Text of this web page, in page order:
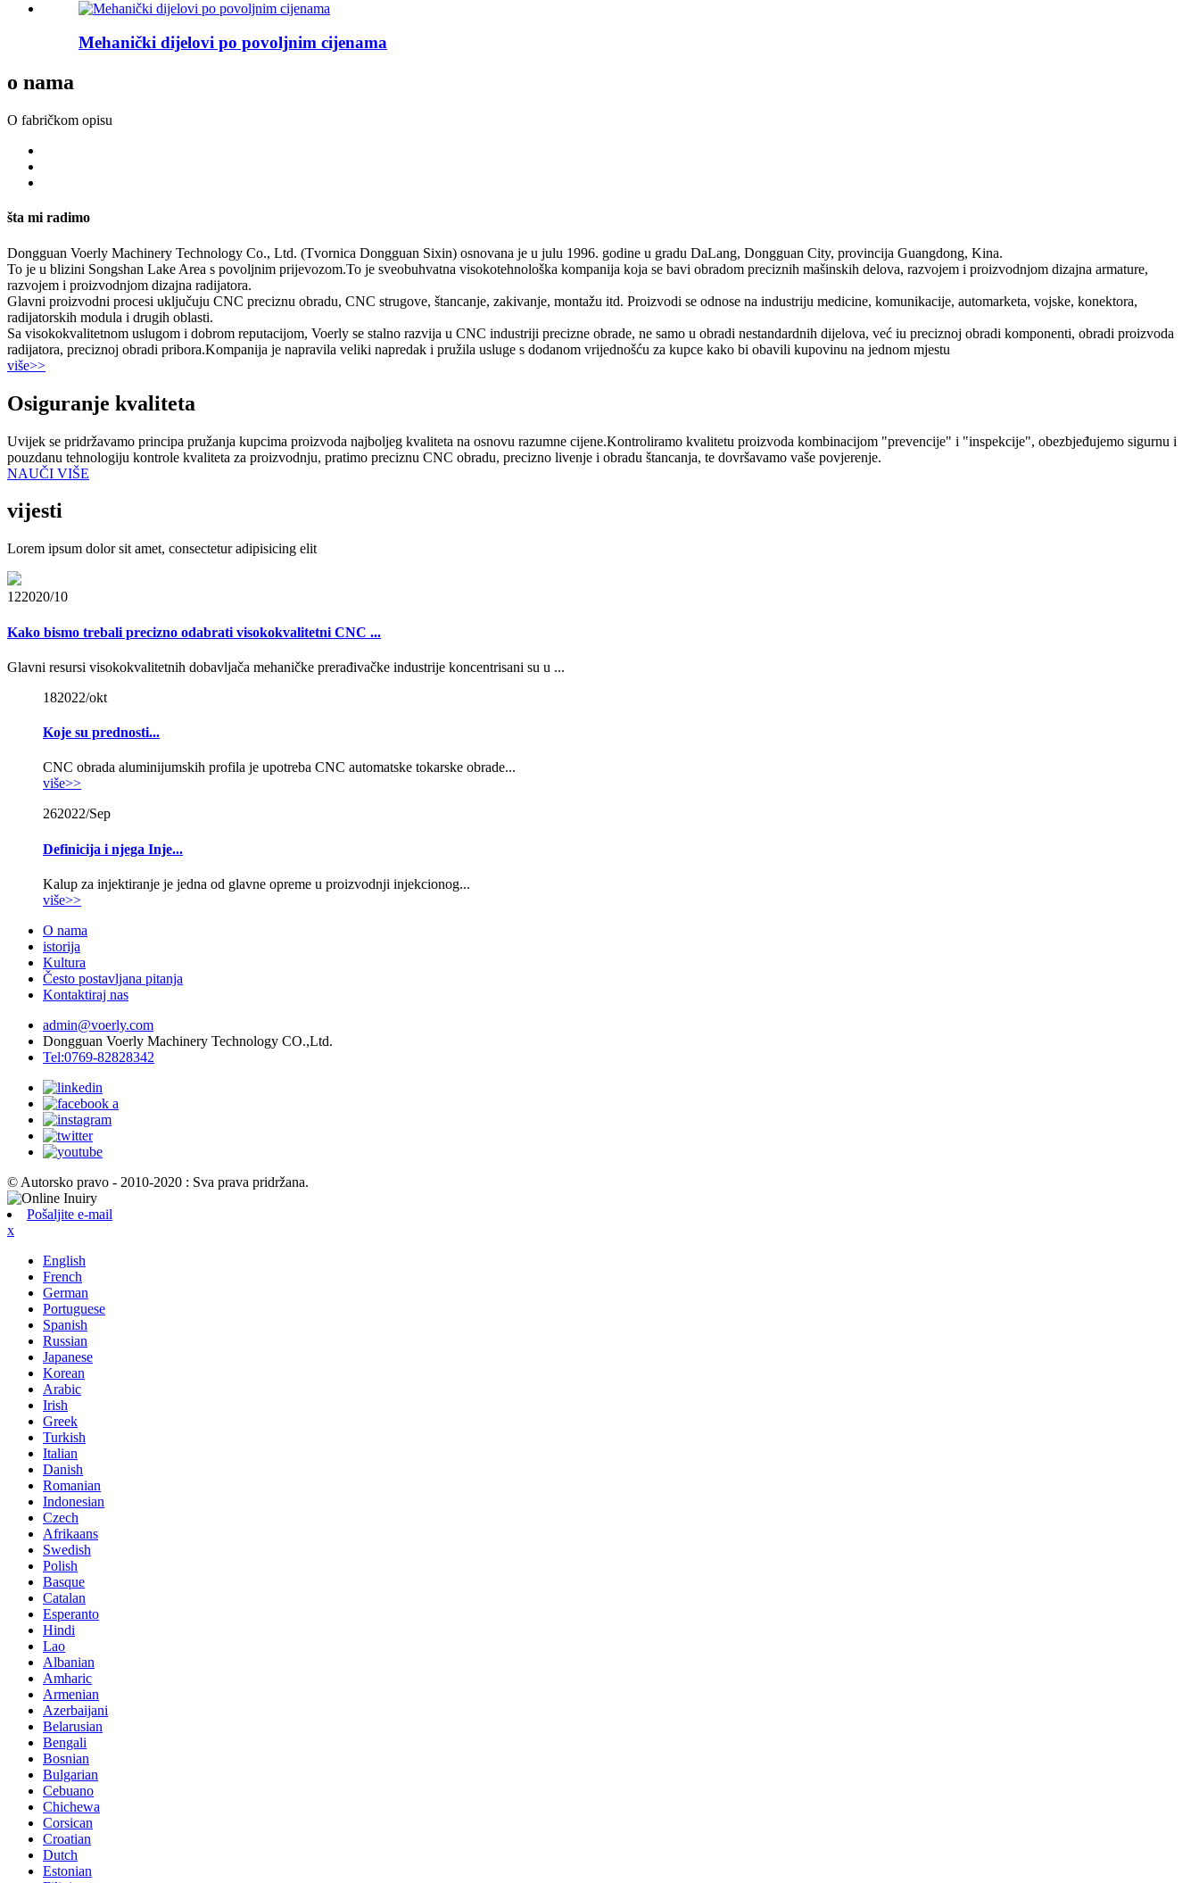
Mehanički dijelovi po povoljnim cijenama
o nama
O fabričkom opisu
šta mi radimo
Dongguan Voerly Machinery Technology Co., Ltd. (Tvornica Dongguan Sixin) osnovana je u julu 1996. godine u gradu DaLang, Dongguan City, provincija Guangdong, Kina.
To je u blizini Songshan Lake Area s povoljnim prijevozom.To je sveobuhvatna visokotehnološka kompanija koja se bavi obradom preciznih mašinskih delova, razvojem i proizvodnjom dizajna armature,
razvojem i proizvodnjom dizajna radijatora.
Glavni proizvodni procesi uključuju CNC preciznu obradu, CNC strugove, štancanje, zakivanje, montažu itd. Proizvodi se odnose na industriju medicine, komunikacije, automarketa, vojske, konektora,
radijatorskih modula i drugih oblasti.
Sa visokokvalitetnom uslugom i dobrom reputacijom, Voerly se stalno razvija u CNC industriji precizne obrade, ne samo u obradi nestandardnih dijelova, već iu preciznoj obradi komponenti, obradi proizvoda
radijatora, preciznoj obradi pribora.Kompanija je napravila veliki napredak i pružila usluge s dodanom vrijednošću za kupce kako bi obavili kupovinu na jednom mjestu
više>>
Osiguranje kvaliteta
Uvijek se pridržavamo principa pružanja kupcima proizvoda najboljeg kvaliteta na osnovu razumne cijene.Kontroliramo kvalitetu proizvoda kombinacijom "prevencije" i "inspekcije", obezbjeđujemo sigurnu i
pouzdanu tehnologiju kontrole kvaliteta za proizvodnju, pratimo preciznu CNC obradu, precizno livenje i obradu štancanja, te dovršavamo vaše povjerenje.
NAUČI VIŠE
vijesti
Lorem ipsum dolor sit amet, consectetur adipisicing elit
122020/10
Kako bismo trebali precizno odabrati visokokvalitetni CNC ...
Glavni resursi visokokvalitetnih dobavljača mehaničke prerađivačke industrije koncentrisani su u ...
182022/okt
Koje su prednosti...
CNC obrada aluminijumskih profila je upotreba CNC automatske tokarske obrade...
više>>
262022/Sep
Definicija i njega Inje...
Kalup za injektiranje je jedna od glavne opreme u proizvodnji injekcionog...
više>>
O nama
istorija
Kultura
Često postavljana pitanja
Kontaktiraj nas
admin@voerly.com
Dongguan Voerly Machinery Technology CO.,Ltd.
Tel:0769-82828342
© Autorsko pravo - 2010-2020 : Sva prava pridržana.
Pošaljite e-mail
x
English
French
German
Portuguese
Spanish
Russian
Japanese
Korean
Arabic
Irish
Greek
Turkish
Italian
Danish
Romanian
Indonesian
Czech
Afrikaans
Swedish
Polish
Basque
Catalan
Esperanto
Hindi
Lao
Albanian
Amharic
Armenian
Azerbaijani
Belarusian
Bengali
Bosnian
Bulgarian
Cebuano
Chichewa
Corsican
Croatian
Dutch
Estonian